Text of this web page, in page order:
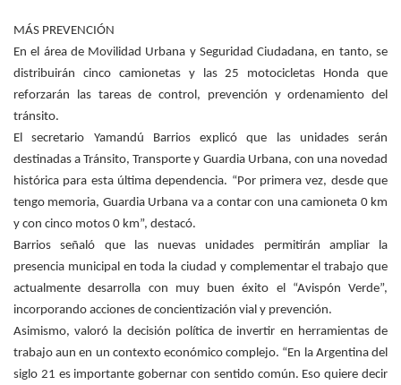
MÁS PREVENCIÓN
En el área de Movilidad Urbana y Seguridad Ciudadana, en tanto, se
distribuirán cinco camionetas y las 25 motocicletas Honda que
reforzarán las tareas de control, prevención y ordenamiento del
tránsito.
El secretario Yamandú Barrios explicó que las unidades serán
destinadas a Tránsito, Transporte y Guardia Urbana, con una novedad
histórica para esta última dependencia. “Por primera vez, desde que
tengo memoria, Guardia Urbana va a contar con una camioneta 0 km
y con cinco motos 0 km”, destacó.
Barrios señaló que las nuevas unidades permitirán ampliar la
presencia municipal en toda la ciudad y complementar el trabajo que
actualmente desarrolla con muy buen éxito el “Avispón Verde”,
incorporando acciones de concientización vial y prevención.
Asimismo, valoró la decisión política de invertir en herramientas de
trabajo aun en un contexto económico complejo. “En la Argentina del
siglo 21 es importante gobernar con sentido común. Eso quiere decir